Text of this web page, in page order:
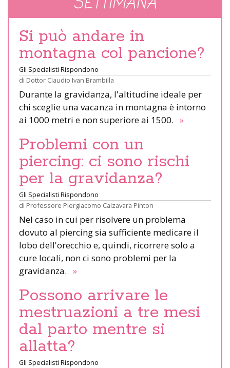
Si può andare in
montagna col pancione?
Gli Specialisti Rispondono
di Dottor Claudio Ivan Brambilla
Durante la gravidanza, l'altitudine ideale per
chi sceglie una vacanza in montagna è intorno
ai 1000 metri e non superiore ai 1500. »
Problemi con un
piercing: ci sono rischi
per la gravidanza?
Gli Specialisti Rispondono
di Professore Piergiacomo Calzavara Pinton
Nel caso in cui per risolvere un problema
dovuto al piercing sia sufficiente medicare il
lobo dell'orecchio e, quindi, ricorrere solo a
cure locali, non ci sono problemi per la
gravidanza. »
Possono arrivare le
mestruazioni a tre mesi
dal parto mentre si
allatta?
Gli Specialisti Rispondono